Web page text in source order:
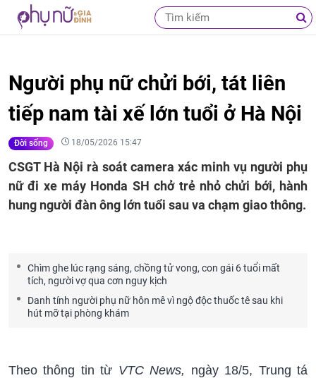
Người phụ nữ chửi bới, tát liên
tiếp nam tài xế lớn tuổi ở Hà Nội
Đời sống 18/05/2026 15:47
CSGT Hà Nội rà soát camera xác minh vụ người phụ
nữ đi xe máy Honda SH chở trẻ nhỏ chửi bới, hành
hung người đàn ông lớn tuổi sau va chạm giao thông.
Chìm ghe lúc rạng sáng, chồng tử vong, con gái 6 tuổi mất
tích, người vợ qua cơn nguy kịch
Danh tính người phụ nữ hôn mê vì ngộ độc thuốc tê sau khi
hút mỡ tại phòng khám
Theo thông tin từ VTC News, ngày 18/5, Trung tá